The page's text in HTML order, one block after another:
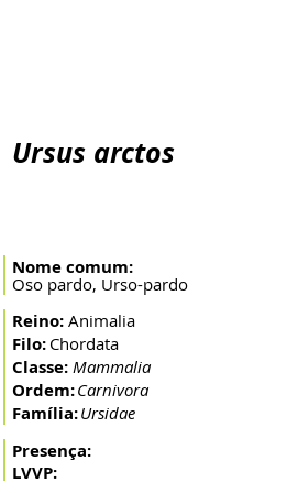
Chordata
Carnivora
Ursus arctos
Nome comum:
Oso pardo, Urso-pardo
Reino: Animalia
Filo:
Classe: Mammalia
Ordem:
Ursidae
Família:
Presença:
LVVP: